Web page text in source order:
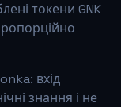
токени GNK
вхід
знання і не